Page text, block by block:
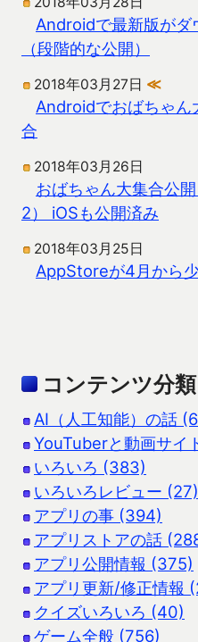
Androidで最新版がダ
（段階的な公開）
2018年03月27日 ≪
Androidでおばちゃん
合
2018年03月26日
おばちゃん大集合公
2） iOSも公開済み
2018年03月25日
AppStoreが4月から
コンテンツ分類
AI（人工知能）の話
YouTuberと動画サイ
いろいろ (383)
いろいろレビュー (27)
アプリの事 (394)
アプリストアの話
アプリ公開情報 (375)
アプリ更新/修正情報
クイズいろいろ (40)
ゲーム全般 (756)